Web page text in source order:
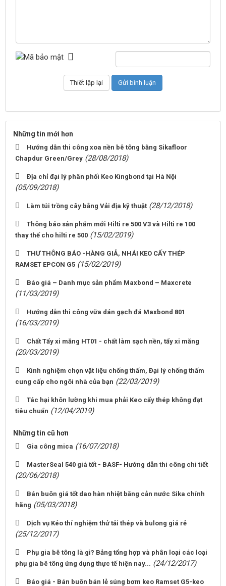
Những tin mới hơn
Hướng dẫn thi công xoa nền bê tông bằng Sikafloor
Chapdur Green/Grey (28/08/2018)
Địa chỉ đại lý phân phối Keo Kingbond tại Hà Nội
(05/09/2018)
Làm túi trồng cây bằng Vải địa kỹ thuật (28/12/2018)
Thông báo sản phẩm mới Hilti re 500 V3 và Hilti re 100
thay thế cho hilti re 500 (15/02/2019)
THƯ THÔNG BÁO -HÀNG GIẢ, NHÁI KEO CẤY THÉP
RAMSET EPCON G5 (15/02/2019)
Báo giá – Danh mục sản phẩm Maxbond – Maxcrete
(11/03/2019)
Hướng dẫn thi công vữa dán gạch đá Maxbond 801
(16/03/2019)
Chất Tẩy xi măng HT01 - chất làm sạch nền, tẩy xi măng
(20/03/2019)
Kinh nghiệm chọn vật liệu chống thấm, Đại lý chống thấm
cung cấp cho ngôi nhà của bạn (22/03/2019)
Tác hại khôn lường khi mua phải Keo cấy thép không đạt
tiêu chuẩn (12/04/2019)
Những tin cũ hơn
Gia công mica (16/07/2018)
MasterSeal 540 giá tốt - BASF- Hướng dẫn thi công chi tiết
(20/06/2018)
Bán buôn giá tốt dao hàn nhiệt băng cản nước Sika chính
hãng (05/03/2018)
Dịch vụ Kéo thí nghiệm thử tải thép và bulong giá rẻ
(25/12/2017)
Phụ gia bê tông là gì? Bảng tổng hợp và phân loại các loại
phụ gia bê tông ứng dụng thực tế hiện nay... (24/12/2017)
Báo giá - Bán buôn bán lẻ súng bơm keo Ramset G5-keo